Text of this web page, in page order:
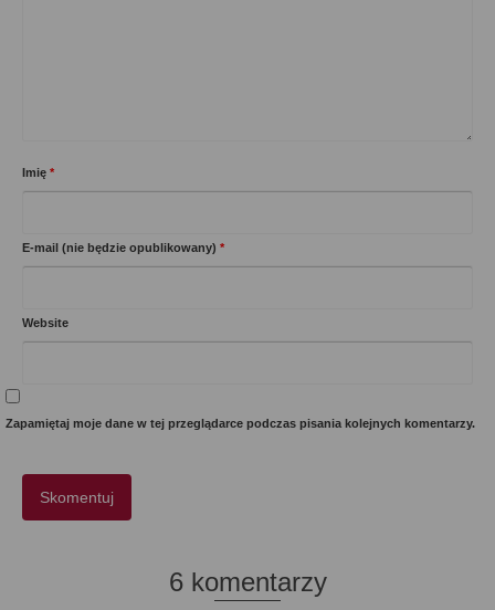
Imię *
E-mail (nie będzie opublikowany) *
Website
Zapamiętaj moje dane w tej przeglądarce podczas pisania kolejnych komentarzy.
6 komentarzy